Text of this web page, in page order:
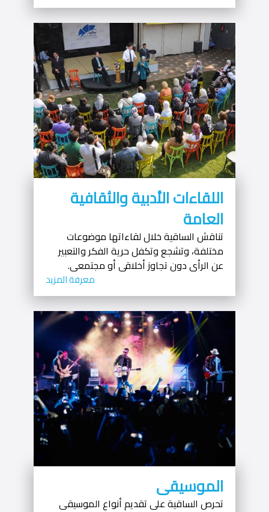
اللقاءات الأدبية والثقافية
العامة
تناقش الساقية خلال لقاءاتها موضوعات
مختلفة، وتشجع وتكفل حرية الفكر والتعبير
عن الرأى دون تجاوز أخلاقى أو مجتمعى.
معرفة المزيد
الموسيقى
تحرص الساقية على تقديم أنواع الموسيقى